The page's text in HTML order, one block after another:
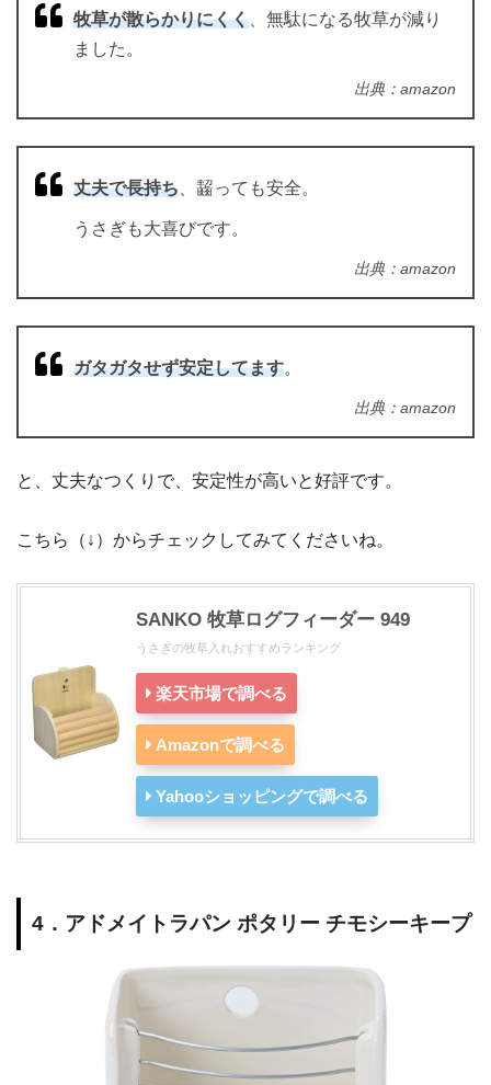
牧草が散らかりにくく 、無駄になる牧草が減り
ました。
出典：amazon
丈夫で長持ち 、齧っても安全。
うさぎも大喜びです。
出典：amazon
ガタガタせず安定してます。
出典：amazon
と、丈夫なつくりで、安定性が高いと好評です。
こちら（↓）からチェックしてみてくださいね。
SANKO 牧草ログフィーダー 949
うさぎの牧草入れおすすめランキング
楽天市場で調べる
Amazonで調べる
Yahooショッピングで調べる
4．アドメイトラパン ポタリー チモシーキープ